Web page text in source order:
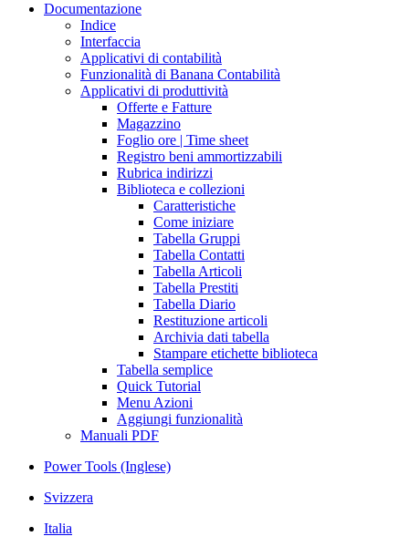
Documentazione
Indice
Interfaccia
Applicativi di contabilità
Funzionalità di Banana Contabilità
Applicativi di produttività
Offerte e Fatture
Magazzino
Foglio ore | Time sheet
Registro beni ammortizzabili
Rubrica indirizzi
Biblioteca e collezioni
Caratteristiche
Come iniziare
Tabella Gruppi
Tabella Contatti
Tabella Articoli
Tabella Prestiti
Tabella Diario
Restituzione articoli
Archivia dati tabella
Stampare etichette biblioteca
Tabella semplice
Quick Tutorial
Menu Azioni
Aggiungi funzionalità
Manuali PDF
Power Tools (Inglese)
Svizzera
Italia